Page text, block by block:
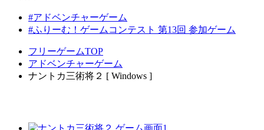
#アドベンチャーゲーム
#ふりーむ！ゲームコンテスト 第13回 参加ゲーム
フリーゲームTOP
アドベンチャーゲーム
ナントカ三術将２ [ Windows ]